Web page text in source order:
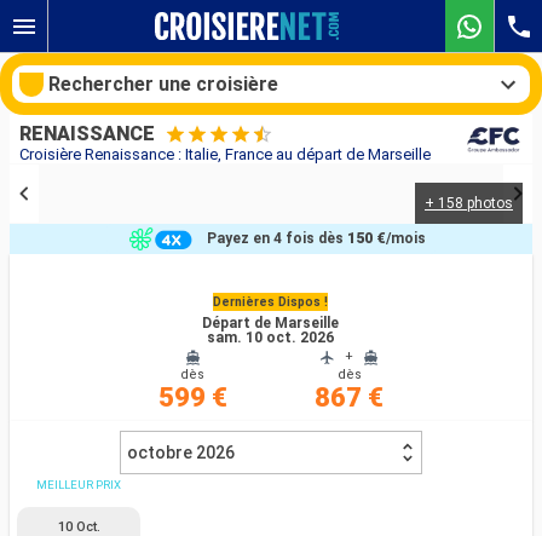
Croisière Renaissance : Italie, France au départ de Marseille
RENAISSANCE
+ 158 photos
Dernières Dispos !
Départ de Marseille
sam. 10 oct. 2026
dès
599 €
+
dès
867 €
Payez en 4 fois dès 150 €/mois
octobre 2026
MEILLEUR PRIX
10 Oct.
Rechercher une croisière
Compagnies
Rechercher